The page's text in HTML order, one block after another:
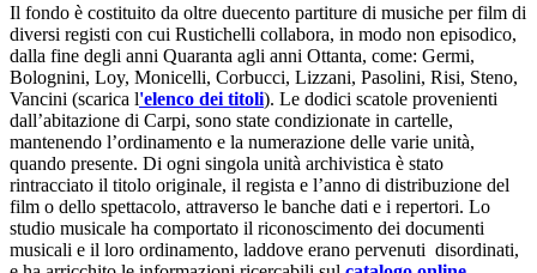
Il fondo è costituito da oltre duecento partiture di musiche per film di
diversi registi con cui Rustichelli collabora, in modo non episodico,
dalla fine degli anni Quaranta agli anni Ottanta, come: Germi,
Bolognini, Loy, Monicelli, Corbucci, Lizzani, Pasolini, Risi, Steno,
Vancini (scarica l'elenco dei titoli). Le dodici scatole provenienti
dall’abitazione di Carpi, sono state condizionate in cartelle,
mantenendo l’ordinamento e la numerazione delle varie unità,
quando presente. Di ogni singola unità archivistica è stato
rintracciato il titolo originale, il regista e l’anno di distribuzione del
film o dello spettacolo, attraverso le banche dati e i repertori. Lo
studio musicale ha comportato il riconoscimento dei documenti
musicali e il loro ordinamento, laddove erano pervenuti disordinati,